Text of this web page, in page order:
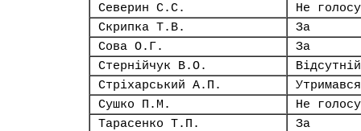
Северин С.С.
Не
Скрипка Т.В.
За
Сова О.Г.
За
Стернійчук В.О.
Відсутній
Стріхарський А.П.
Утримався
Сушко П.М.
Не
Тарасенко Т.П.
За